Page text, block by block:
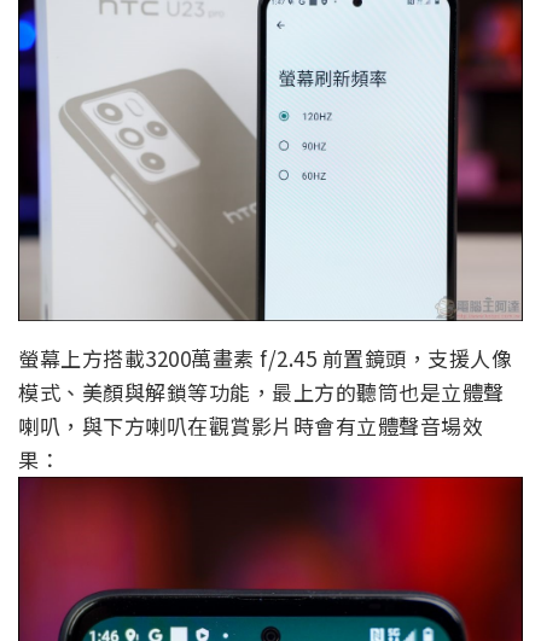
螢幕上方搭載3200萬畫素 f/2.45 前置鏡頭，支援人像
模式、美顏與解鎖等功能，最上方的聽筒也是立體聲
喇叭，與下方喇叭在觀賞影片時會有立體聲音場效
果：